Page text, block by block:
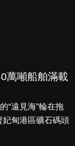
萬噸船舶滿載
遠見海”輪在拖
甸港區礦石碼頭